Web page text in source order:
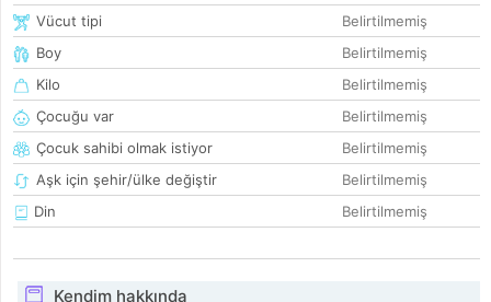
Vücut tipi
Belirtilmemiş
Boy
Belirtilmemiş
Kilo
Belirtilmemiş
Çocuğu var
Belirtilmemiş
Çocuk sahibi olmak istiyor
Belirtilmemiş
Aşk için şehir/ülke değiştir
Belirtilmemiş
Din
Belirtilmemiş
Kendim hakkında